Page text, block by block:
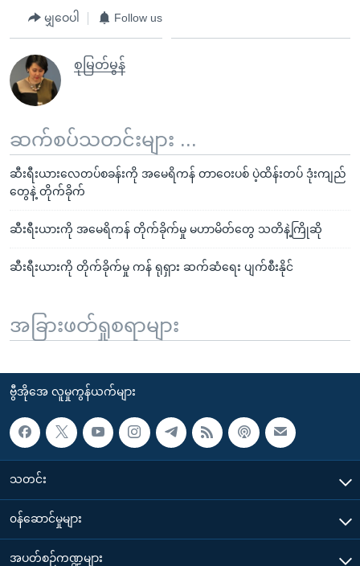
မျှဝေပါ Follow us
စုမြတ်မွန်
ဆက်စပ်သတင်းများ ...
ဆီးရီးယားလေတပ်စခန်းကို အမေရိကန် တာဝေးပစ် ပဲ့ထိန်းတပ် ဒုံးကျည်
တွေနဲ့ တိုက်ခိုက်
ဆီးရီးယားကို အမေရိကန် တိုက်ခိုက်မှု မဟာမိတ်တွေ သတိနဲ့ကြိုဆို
ဆီးရီးယားကို တိုက်ခိုက်မှု ကန် ရုရှား ဆက်ဆံရေး ပျက်စီးနိုင်
အခြားဖတ်ရှုစရာများ
ဗွီအိုအေ လူမှုကွန်ယက်များ
သတင်း
၀န်ဆောင်မှုများ
အပတ်စဉ်ကဏ္ဍများ